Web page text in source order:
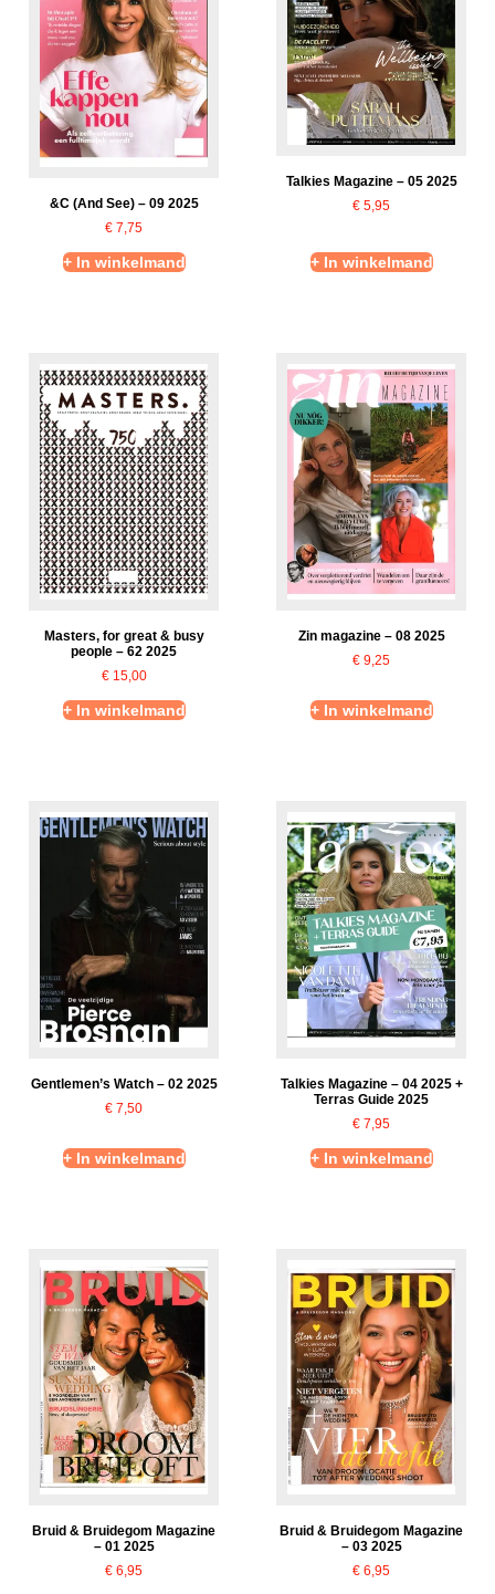
&C (And See) – 09 2025
€ 7,75
+ In winkelmand
Talkies Magazine – 05 2025
€ 5,95
+ In winkelmand
Masters, for great & busy
people – 62 2025
€15,00
+ In winkelmand
Zin magazine – 08 2025
€ 9,25
+ In winkelmand
Gentlemen’s Watch – 02 2025
€ 7,50
+ In winkelmand
Talkies Magazine – 04 2025 +
Terras Guide 2025
€ 7,95
+ In winkelmand
Bruid & Bruidegom Magazine
– 01 2025
€ 6,95
Bruid & Bruidegom Magazine
– 03 2025
€ 6,95